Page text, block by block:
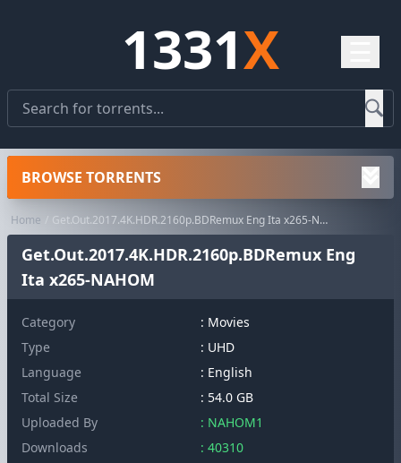
1331X
Home Get.Out.2017.4K.HDR.2160p.BDRemux Eng Ita x265-NAHOM
Get.Out.2017.4K.HDR.2160p.BDRemux Eng
Ita x265-NAHOM
Category : Movies
Type
: UHD
Language
: English
Total Size
: 54.0 GB
Uploaded By
: NAHOM1
Downloads
: 40310
BROWSE TORRENTS